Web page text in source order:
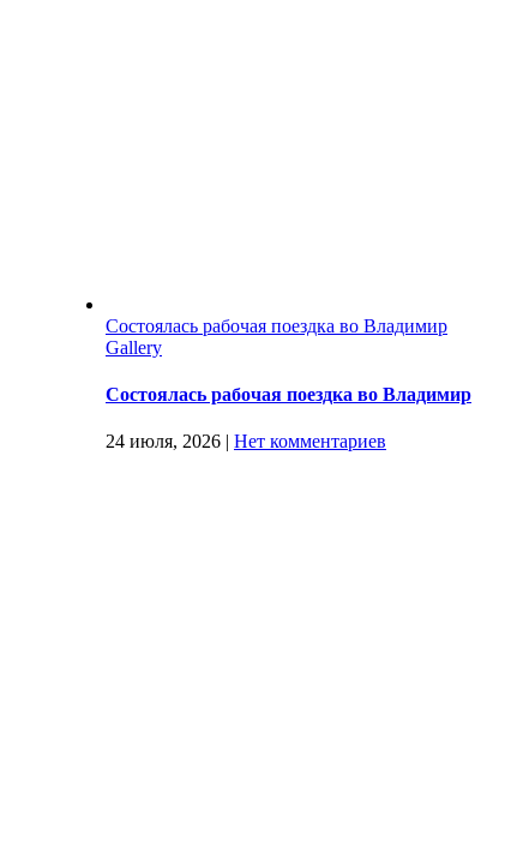
Состоялась рабочая поездка во Владимир
Gallery
Состоялась рабочая поездка во Владимир
24 июля, 2026 | Нет комментариев